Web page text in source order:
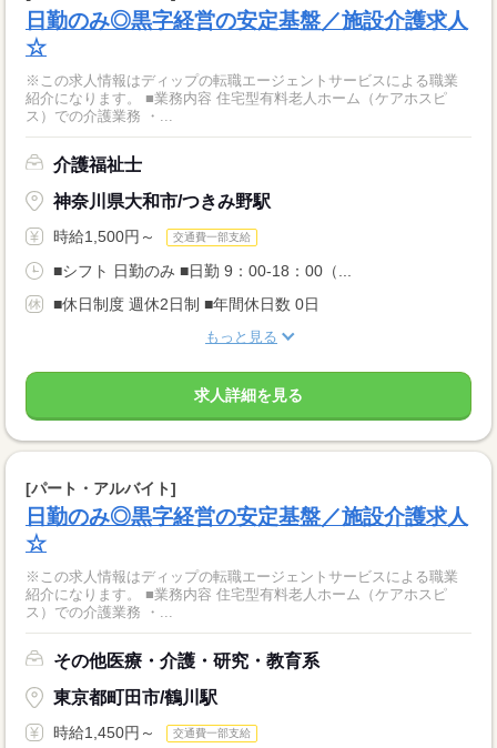
日勤のみ◎黒字経営の安定基盤／施設介護求人
☆
※この求人情報はディップの転職エージェントサービスによる職業
紹介になります。 ■業務内容 住宅型有料老人ホーム（ケアホスピ
ス）での介護業務 ・...
介護福祉士
神奈川県大和市/つきみ野駅
時給1,500円～ 交通費一部支給
■シフト 日勤のみ ■日勤 9：00-18：00（...
■休日制度 週休2日制 ■年間休日数 0日
もっと見る
求人詳細を見る
[パート・アルバイト]
日勤のみ◎黒字経営の安定基盤／施設介護求人
☆
※この求人情報はディップの転職エージェントサービスによる職業
紹介になります。 ■業務内容 住宅型有料老人ホーム（ケアホスピ
ス）での介護業務 ・...
その他医療・介護・研究・教育系
東京都町田市/鶴川駅
時給1,450円～ 交通費一部支給